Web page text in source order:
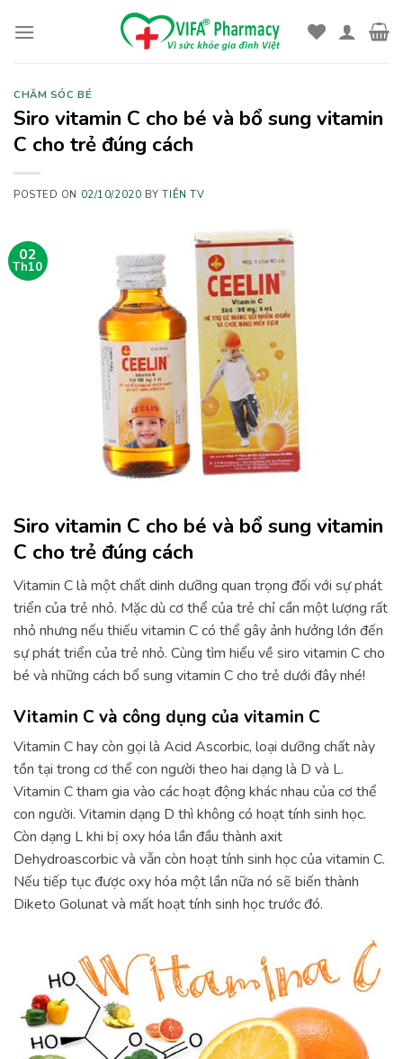
CHĂM SÓC BÉ
Siro vitamin C cho bé và bổ sung vitamin
C cho trẻ đúng cách
POSTED ON 02/10/2020 BYTIÊN TV
02
Th10
Siro vitamin C cho bé và bổ sung vitamin
C cho trẻ đúng cách
Vitamin C là một chất dinh dưỡng quan trọng đối với sự phát
triển của trẻ nhỏ. Mặc dù cơ thể của trẻ chỉ cần một lượng rất
nhỏ nhưng nếu thiếu vitamin C có thể gây ảnh hưởng lớn đến
sự phát triển của trẻ nhỏ. Cùng tìm hiểu về siro vitamin C cho
bé và những cách bổ sung vitamin C cho trẻ dưới đây nhé!
Vitamin C và công dụng của vitamin C
Vitamin C hay còn gọi là Acid Ascorbic, loại dưỡng chất này
tồn tại trong cơ thể con người theo hai dạng là D và L.
Vitamin C tham gia vào các hoạt động khác nhau của cơ thể
con người. Vitamin dạng D thì không có hoạt tính sinh học.
Còn dạng L khi bị oxy hóa lần đầu thành axit
Dehydroascorbic và vẫn còn hoạt tính sinh học của vitamin C.
Nếu tiếp tục được oxy hóa một lần nữa nó sẽ biến thành
Diketo Golunat và mất hoạt tính sinh học trước đó.